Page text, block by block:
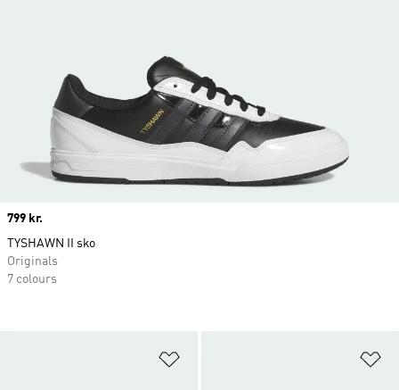
Price
799 kr.
TYSHAWN II sko
Originals
7 colours